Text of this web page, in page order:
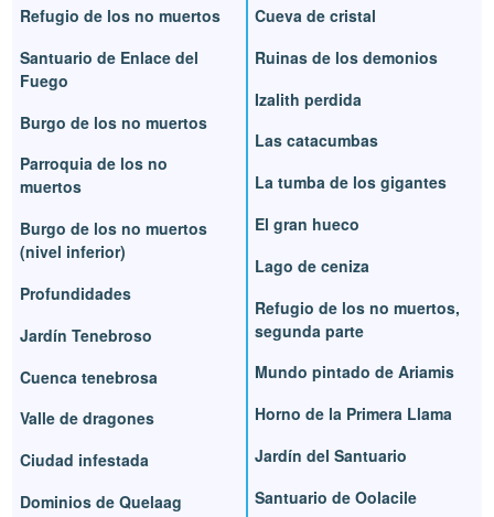
Refugio de los no muertos
Santuario de Enlace del
Fuego
Burgo de los no muertos
Parroquia de los no
muertos
Burgo de los no muertos
(nivel inferior)
Profundidades
Jardín Tenebroso
Cuenca tenebrosa
Valle de dragones
Ciudad infestada
Dominios de Quelaag
Cueva de cristal
Ruinas de los demonios
Izalith perdida
Las catacumbas
La tumba de los gigantes
El gran hueco
Lago de ceniza
Refugio de los no muertos,
segunda parte
Mundo pintado de Ariamis
Horno de la Primera Llama
Jardín del Santuario
Santuario de Oolacile